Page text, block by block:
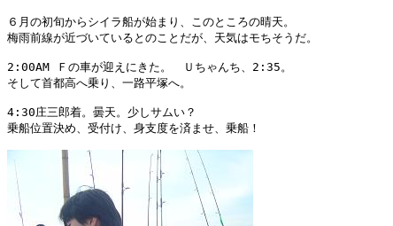
６月の初旬からシイラ船が始まり、このところの晴天。
梅雨前線が近づいているとのことだが、天気はモちそうだ。
2:00AM Ｆの車が迎えにきた。　Ｕちゃんち、2:35。
そして首都高へ乗り、一路平塚へ。
4:30庄三郎着。曇天。少しサムい？
乗船位置決め、受付け、身支度を済ませ、乗船！